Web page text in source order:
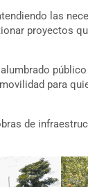
las
proyectos
para
de